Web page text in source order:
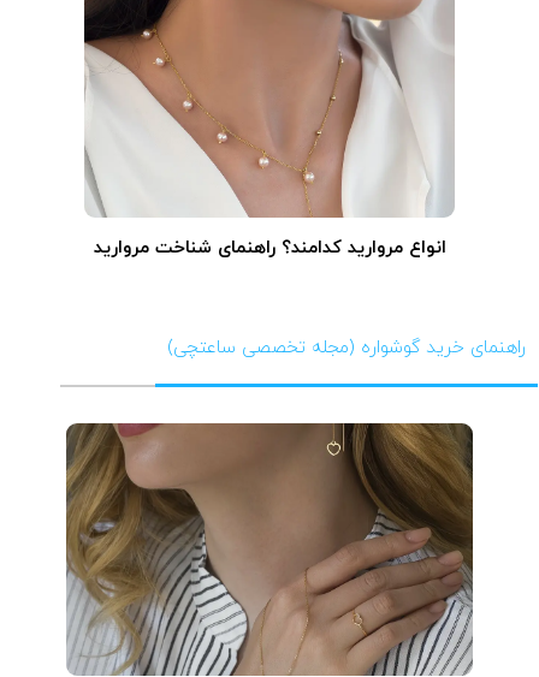
انواع مروارید کدامند؟ راهنمای شناخت مروارید
راهنمای خرید گوشواره (مجله تخصصی ساعتچی)